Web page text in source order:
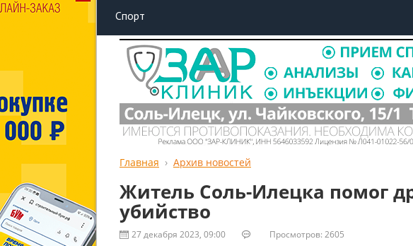
Спорт
Главная Архив новостей
Житель Соль-Илецка помог
убийство
27 декабря 2023, 09:00 Просмотров: 2605